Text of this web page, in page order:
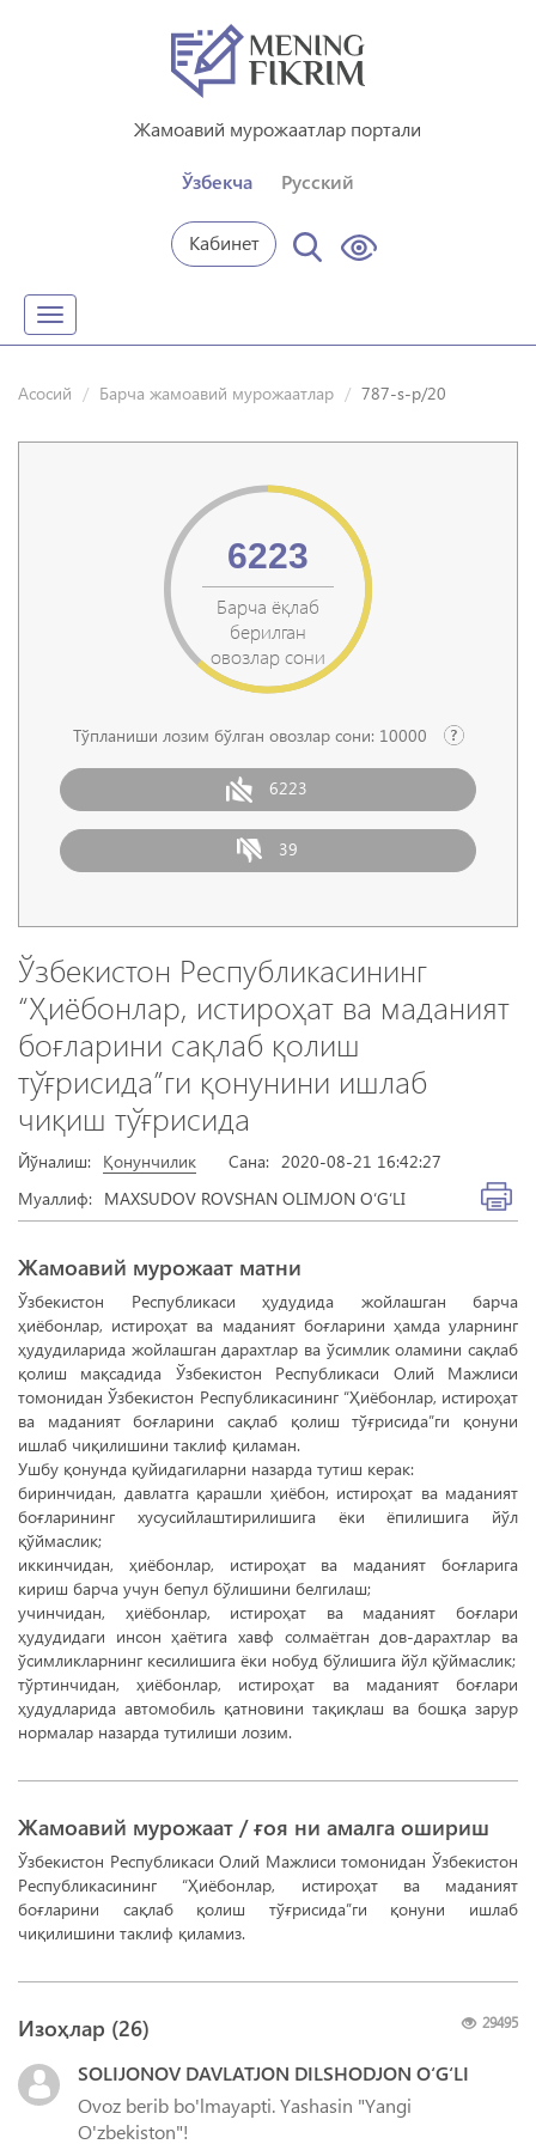
Жамоавий мурожаатлар портали
Ўзбекча Русский
Кабинет
Toggle
navigation
Асосий Барча жамоавий мурожаатлар 787-s-p/20
Барча ёқлаб
берилган
овозлар сони
6223
Тўпланиши лозим бўлган овозлар сони: 10000
6223
39
Ўзбекистон Республикасининг
“Ҳиёбонлар, истироҳат ва маданият
боғларини сақлаб қолиш
тўғрисида”ги қонунини ишлаб
чиқиш тўғрисида
Йўналиш: Қонунчилик Сана: 2020-08-21 16:42:27
Муаллиф: MAXSUDOV ROVSHAN OLIMJON O‘G‘LI
Жамоавий мурожаат матни
Ўзбекистон Республикаси ҳудудида жойлашган барча
ҳиёбонлар, истироҳат ва маданият боғларини ҳамда уларнинг
ҳудудиларида жойлашган дарахтлар ва ўсимлик оламини сақлаб
қолиш мақсадида Ўзбекистон Республикаси Олий Мажлиси
томонидан Ўзбекистон Республикасининг “Ҳиёбонлар, истироҳат
ва маданият боғларини сақлаб қолиш тўғрисида”ги қонуни
ишлаб чиқилишини таклиф қиламан.
Ушбу қонунда қуйидагиларни назарда тутиш керак:
биринчидан, давлатга қарашли ҳиёбон, истироҳат ва маданият
боғларининг хусусийлаштирилишига ёки ёпилишига йўл
қўймаслик;
иккинчидан, ҳиёбонлар, истироҳат ва маданият боғларига
кириш барча учун бепул бўлишини белгилаш;
учинчидан, ҳиёбонлар, истироҳат ва маданият боғлари
ҳудудидаги инсон ҳаётига хавф солмаётган дов-дарахтлар ва
ўсимликларнинг кесилишига ёки нобуд бўлишига йўл қўймаслик;
тўртинчидан, ҳиёбонлар, истироҳат ва маданият боғлари
ҳудудларида автомобиль қатновини тақиқлаш ва бошқа зарур
нормалар назарда тутилиши лозим.
Жамоавий мурожаат / ғоя ни амалга ошириш
Ўзбекистон Республикаси Олий Мажлиси томонидан Ўзбекистон
Республикасининг “Ҳиёбонлар, истироҳат ва маданият
боғларини сақлаб қолиш тўғрисида”ги қонуни ишлаб
чиқилишини таклиф қиламиз.
29495
Изоҳлар (26)
SOLIJONOV DAVLATJON DILSHODJON O‘G‘LI
Ovoz berib bo'lmayapti. Yashasin "Yangi
O'zbekiston"!